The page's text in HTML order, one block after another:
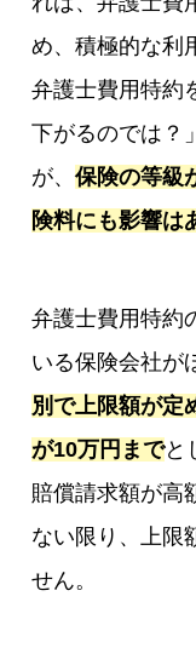
め、積極的な利
弁護士費用特約
下がるのでは？
が、保険の等級
険料にも影響は
弁護士費用特約
いる保険会社が
別で上限額が定
が10万円までと
賠償請求額が高
ない限り、上限
せん。